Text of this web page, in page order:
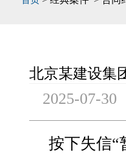
北京某建设集
2025-07-30
按下失信“